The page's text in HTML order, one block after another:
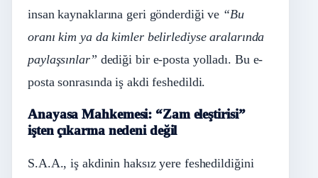
insan kaynaklarına geri gönderdiği ve “Bu
oranı kim ya da kimler belirlediyse aralarında
paylaşsınlar” dediği bir e-posta yolladı. Bu e-
posta sonrasında iş akdi feshedildi.
Anayasa Mahkemesi: “Zam eleştirisi”
işten çıkarma nedeni değil
S.A.A., iş akdinin haksız yere feshedildiğini